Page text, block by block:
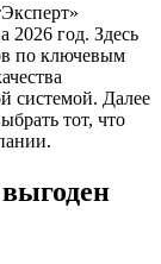
2026 год. Здесь
по ключевым
системой. Далее
тот, что